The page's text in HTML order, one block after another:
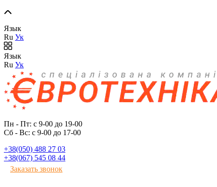
Язык
Ru Ук
Язык
Ru Ук
Пн - Пт: с 9-00 до 19-00
Сб - Вс: с 9-00 до 17-00
+38(050) 488 27 03
+38(067) 545 08 44
Заказать звонок